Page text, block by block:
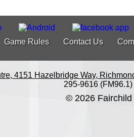
Game Rules Contact Us
4151 Hazelbridge Way,
295-9616 (FM96.1)
© 2026 Fairchild